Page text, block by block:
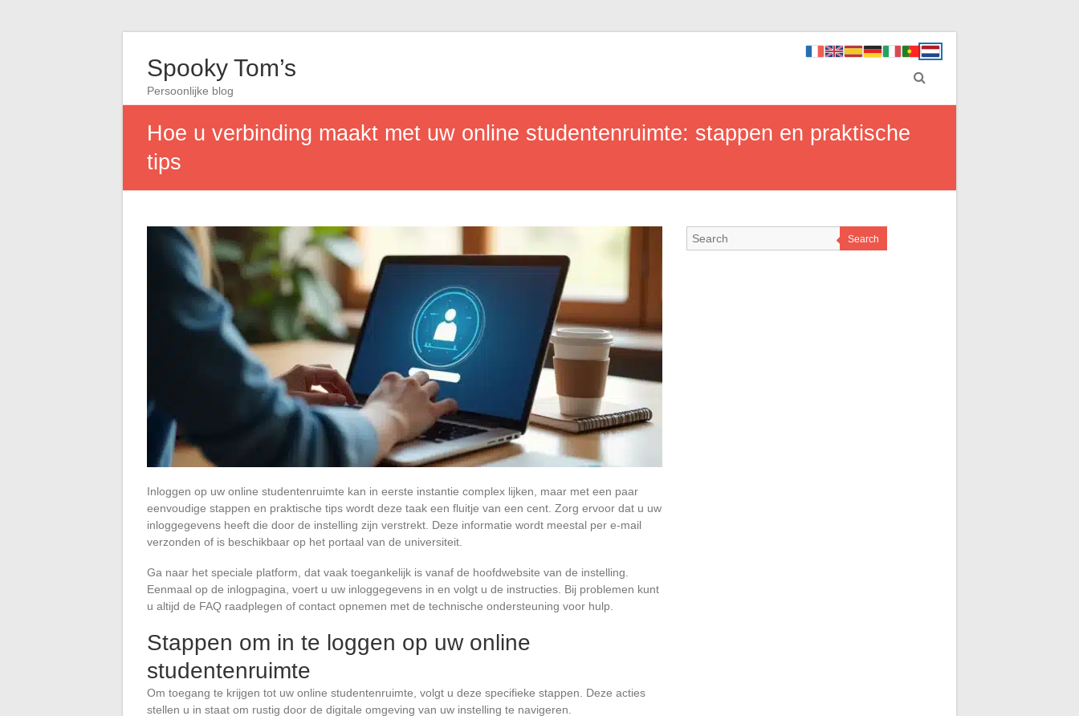
Spooky Tom’s
Persoonlijke blog
Hoe u verbinding maakt met uw online studentenruimte: stappen en praktische
tips
Inloggen op uw online studentenruimte kan in eerste instantie complex lijken, maar met een paar
eenvoudige stappen en praktische tips wordt deze taak een fluitje van een cent. Zorg ervoor dat u uw
inloggegevens heeft die door de instelling zijn verstrekt. Deze informatie wordt meestal per e-mail
verzonden of is beschikbaar op het portaal van de universiteit.
Ga naar het speciale platform, dat vaak toegankelijk is vanaf de hoofdwebsite van de instelling.
Eenmaal op de inlogpagina, voert u uw inloggegevens in en volgt u de instructies. Bij problemen kunt
u altijd de FAQ raadplegen of contact opnemen met de technische ondersteuning voor hulp.
Stappen om in te loggen op uw online
studentenruimte
Om toegang te krijgen tot uw online studentenruimte, volgt u deze specifieke stappen. Deze acties
stellen u in staat om rustig door de digitale omgeving van uw instelling te navigeren.
Search